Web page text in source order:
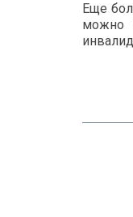
Еще
можно